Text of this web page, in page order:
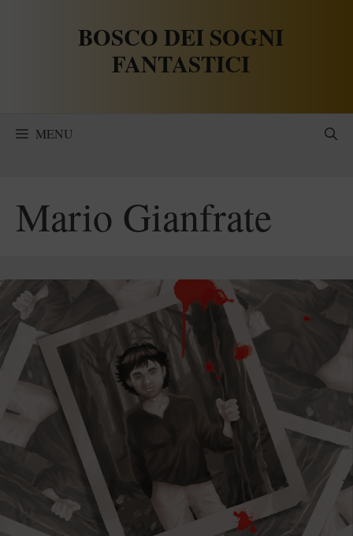
BOSCO DEI SOGNI
FANTASTICI
MENU
Mario Gianfrate